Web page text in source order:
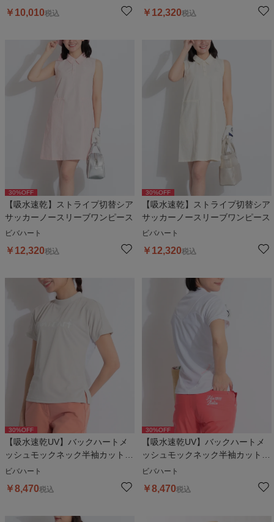
￥ 10,010税込 ￥ 12,320税込
30%OFF
【吸水速乾】ストライプ切替シア
サッカーノースリーブワンピース
ビバハート
￥ 12,320税込
30%OFF
【吸水速乾】ストライプ切替シア
サッカーノースリーブワンピース
ビバハート
￥ 12,320税込
30%OFF
【吸水速乾UV】バックハートメ
ッシュモックネック半袖カットソ
ー
ビバハート
￥8,470税込
30%OFF
【吸水速乾UV】バックハートメ
ッシュモックネック半袖カットソ
ー
ビバハート
￥8,470税込